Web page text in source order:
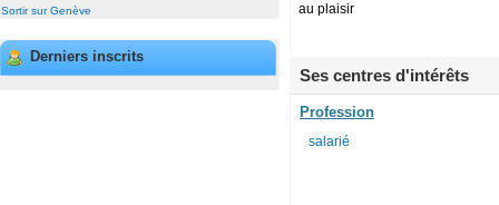
Sortir sur Genève
Derniers inscrits
au plaisir
Ses centres d'intérêts
Profession
salarié